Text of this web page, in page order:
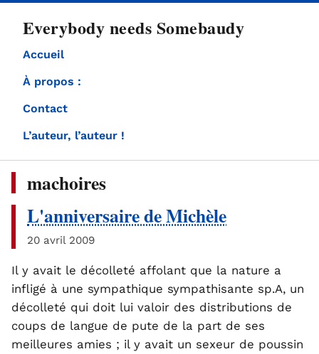
Everybody needs Somebaudy
Accueil
À propos :
Contact
L’auteur, l’auteur !
machoires
L'anniversaire de Michèle
20 avril 2009
Il y avait le décolleté affolant que la nature a
infligé à une sympathique sympathisante sp.A, un
décolleté qui doit lui valoir des distributions de
coups de langue de pute de la part de ses
meilleures amies ; il y avait un sexeur de poussin